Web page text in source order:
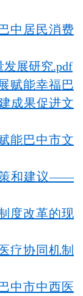
中居民消费
发展研究.pdf
赋能幸福巴
成果促进文
能巴中市文
策和建议——
度改革的现
疗协同机制
中市中西医